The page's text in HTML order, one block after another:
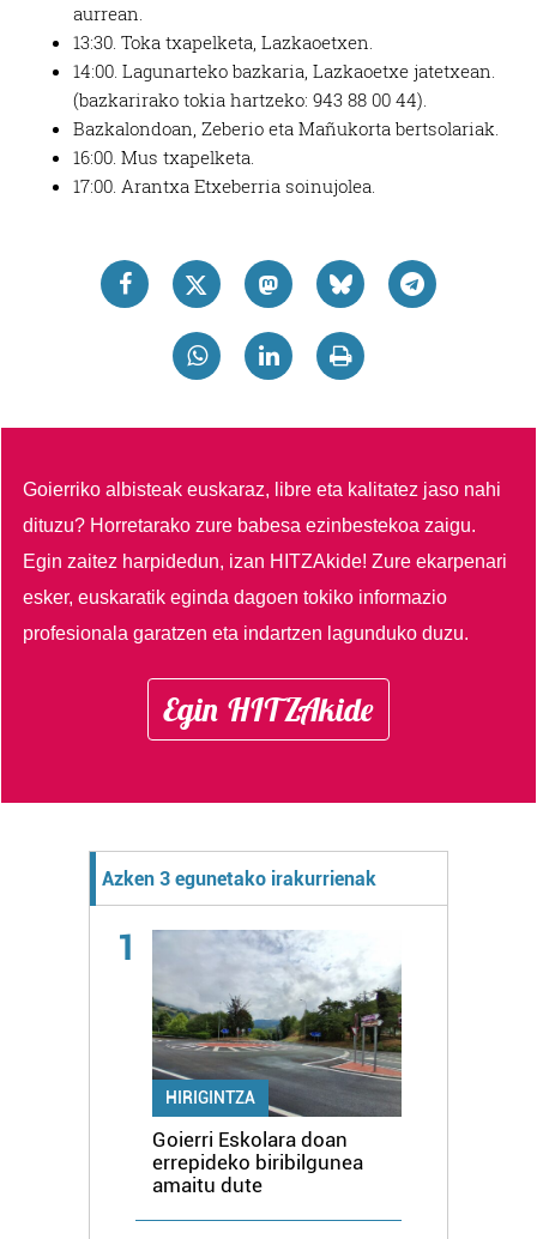
aurrean.
13:30. Toka txapelketa, Lazkaoetxen.
14:00. Lagunarteko bazkaria, Lazkaoetxe jatetxean.
(bazkarirako tokia hartzeko: 943 88 00 44).
Bazkalondoan, Zeberio eta Mañukorta bertsolariak.
16:00. Mus txapelketa.
17:00. Arantxa Etxeberria soinujolea.
Goierriko albisteak euskaraz, libre eta kalitatez jaso nahi
dituzu? Horretarako zure babesa ezinbestekoa zaigu.
Egin zaitez harpidedun, izan HITZAkide!Zure ekarpenari
esker, euskaratik eginda dagoen tokiko informazio
profesionala garatzen eta indartzen lagunduko duzu.
Egin HITZAkide
Azken 3 egunetako irakurrienak
1
HIRIGINTZA
Goierri Eskolara doan
errepideko biribilgunea
amaitu dute